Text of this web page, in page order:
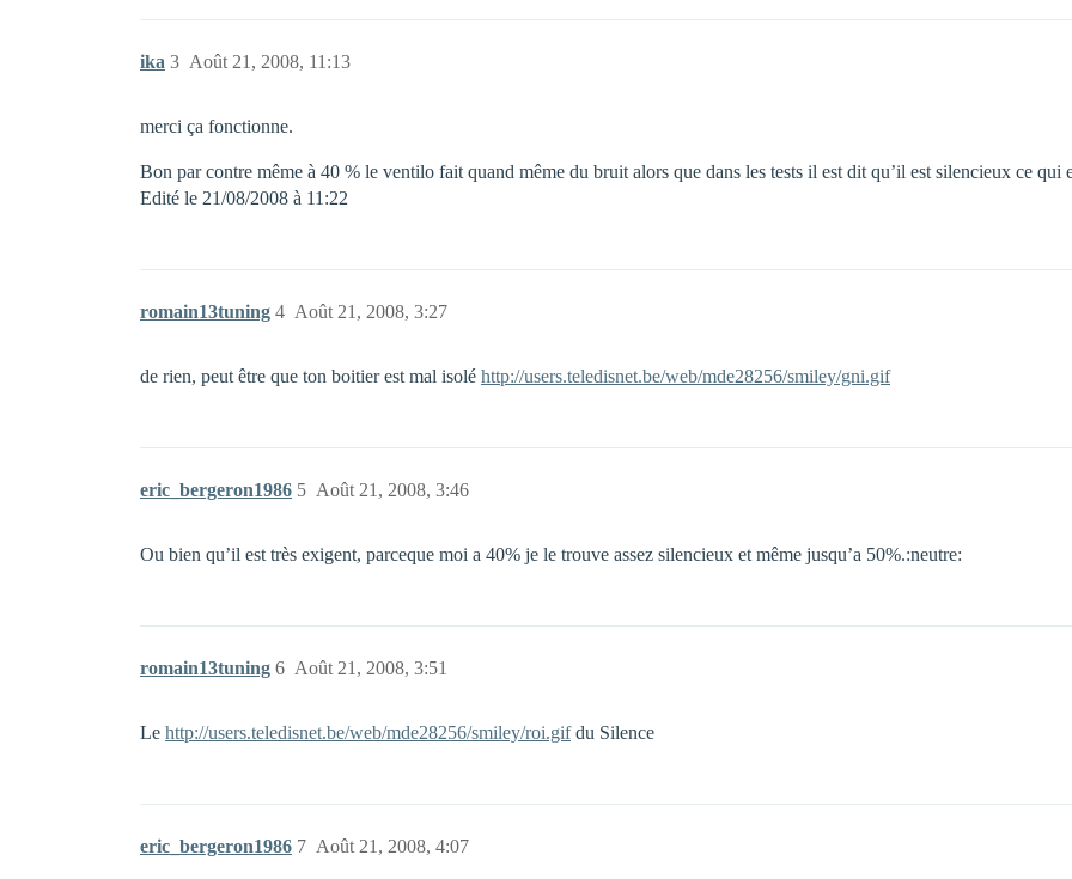
ika Août 21, 2008, 11:13
3
merci ça fonctionne.
Bon par contre même à 40 % le ventilo fait quand même du bruit alors que dans les tests il est dit qu’il est silencieux ce qui
Edité le 21/08/2008 à 11:22
romain13tuning Août 21, 2008, 3:27
4
de rien, peut être que ton boitier est mal isolé http://users.teledisnet.be/web/mde28256/smiley/gni.gif
eric_bergeron1986 Août 21, 2008, 3:46
5
Ou bien qu’il est très exigent, parceque moi a 40% je le trouve assez silencieux et même jusqu’a 50%.:neutre:
romain13tuning Août 21, 2008, 3:51
6
Le http://users.teledisnet.be/web/mde28256/smiley/roi.gifdu Silence
eric_bergeron1986 Août 21, 2008, 4:07
7